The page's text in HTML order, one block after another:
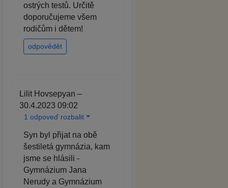
ostrých testů. Určitě
doporučujeme všem
rodičům i dětem!
odpovědět
Lilit Hovsepyan –
30.4.2023 09:02
1 odpoveď rozbalit
Syn byl přijat na obě
šestiletá gymnázia, kam
jsme se hlásili -
Gymnázium Jana
Nerudy a Gymnázium